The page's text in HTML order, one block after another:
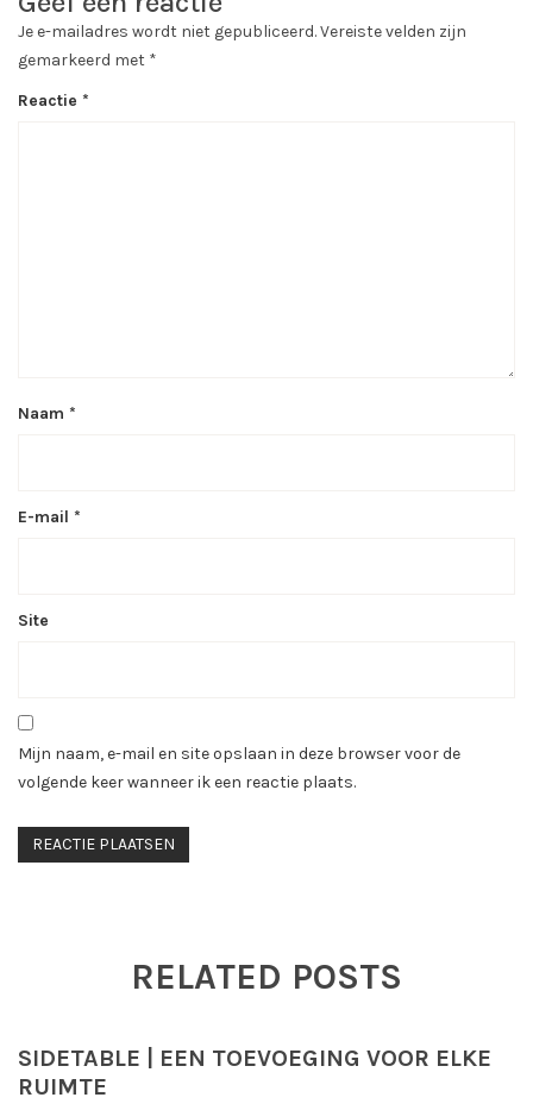
Je e-mailadres wordt niet gepubliceerd.Vereiste velden zijn
gemarkeerd met *
Reactie *
Naam *
E-mail *
Site
Mijn naam, e-mail en site opslaan in deze browser voor de
volgende keer wanneer ik een reactie plaats.
RELATED POSTS
SIDETABLE | EEN TOEVOEGING VOOR ELKE
RUIMTE